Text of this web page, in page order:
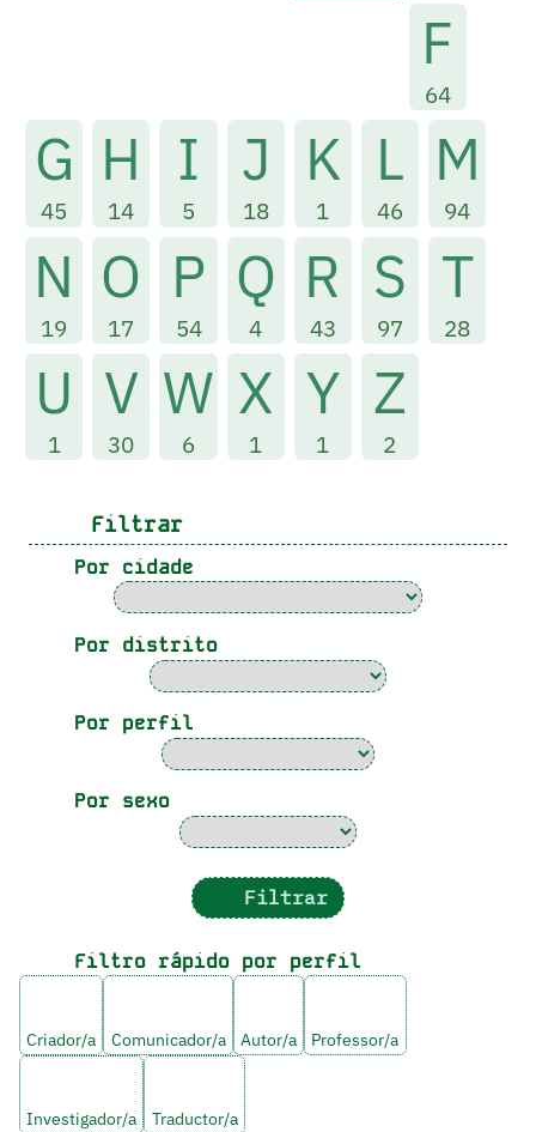
F
64
G
45
H
14
I
5
J
18
K
1
L
46
M
94
N
19
O
17
P
54
Q
4
R
43
S
97
T
28
U
1
V
30
W
6
X
1
Y
1
Z
2
Filtrar
Por cidade
Por distrito
Por perfil
Por sexo
Filtrar
Filtro rápido por perfil
Criador/a Comunicador/a Autor/a Professor/a
Investigador/a Traductor/a